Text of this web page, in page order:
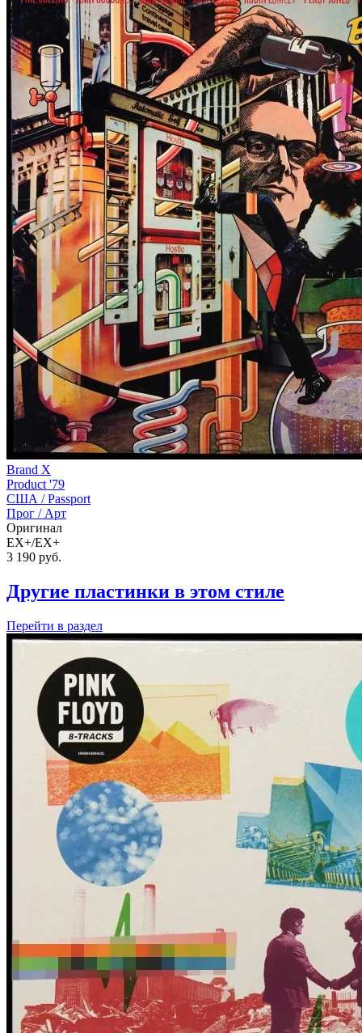
Brand X
Product '79
США /Passport
Прог / Арт
Оригинал
EX+/EX+
3 190 руб.
Другие пластинки в этом стиле
Перейти в раздел